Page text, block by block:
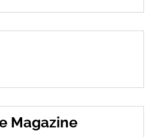
Magazine